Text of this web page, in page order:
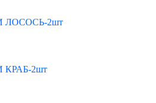
2шт
2шт